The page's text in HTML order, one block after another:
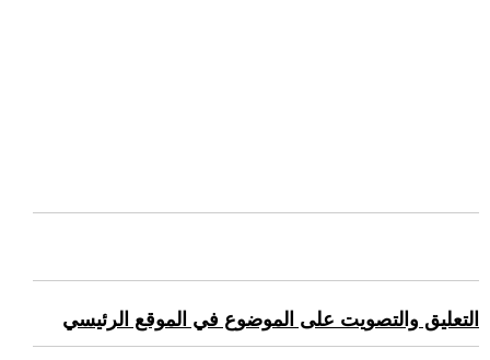
التعليق والتصويت على الموضوع في الموقع الرئيسي